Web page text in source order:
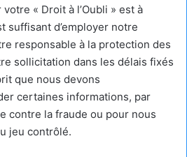
« Droit à l’Oubli » est à
suffisant d’employer notre
responsable à la protection des
sollicitation dans les délais fixés
que nous devons
certaines informations, par
contre la fraude ou pour nous
jeu contrôlé.